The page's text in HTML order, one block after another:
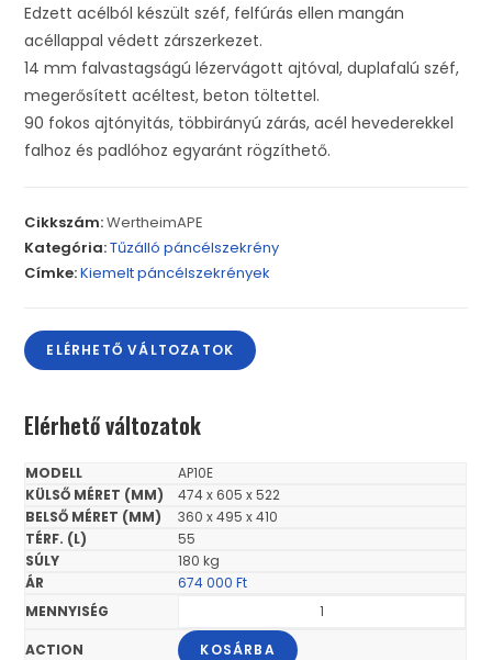
Edzett acélból készült széf, felfúrás ellen mangán
acéllappal védett zárszerkezet.
14 mm falvastagságú lézervágott ajtóval, duplafalú széf,
megerősített acéltest,beton töltettel.
90 fokos ajtónyitás, többirányú zárás, acél hevederekkel
falhoz és padlóhoz egyaránt rögzíthető.
Cikkszám:WertheimAPE
Kategória:Tűzálló páncélszekrény
Címke:Kiemelt páncélszekrények
ELÉRHETŐ VÁLTOZATOK
Elérhető változatok
AP10E
474 x 605 x 522
360 x 495 x 410
55
180 kg
674 000Ft
KOSÁRBA